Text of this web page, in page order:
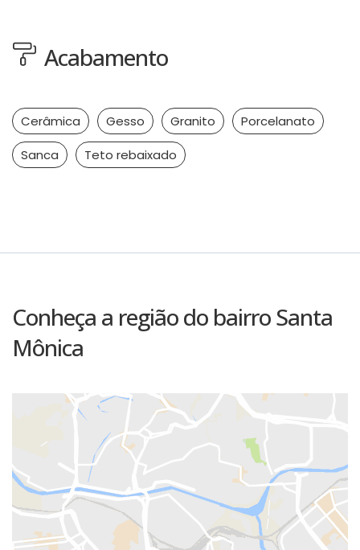
Acabamento
Cerâmica Gesso Granito
Porcelanato
Sanca
Teto rebaixado
Conheça a região do bairro Santa
Mônica